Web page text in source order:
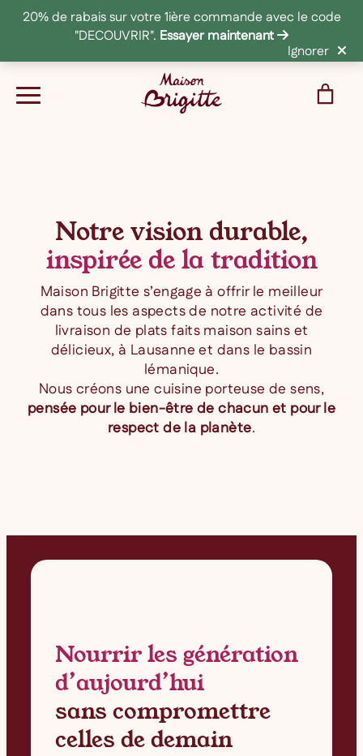
20% de rabais sur votre 1ière commande avec le code
"DECOUVRIR". Essayer maintenant
Ignorer
Notre vision durable,
inspirée de la tradition
Maison Brigitte s’engage à offrir le meilleur
dans tous les aspects de notre activité de
livraison de plats faits maison sains et
délicieux, à Lausanne et dans le bassin
lémanique.
Nous créons une cuisine porteuse de sens,
pensée pour le bien-être de chacun et pour le
respect de la planète.
Nourrir les génération
d’aujourd’hui
sans compromettre
celles de demain